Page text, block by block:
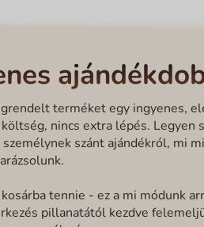
terméket egy ingyenes,
nincs extra lépés. Legyen
szánt ajándékról, mi
tennie - ez a mi módunk
pillanatától kezdve